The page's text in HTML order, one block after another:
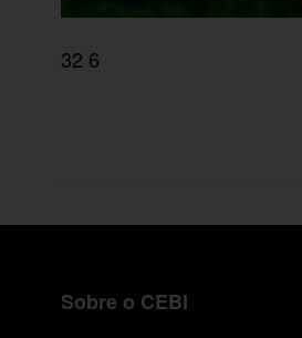
32 6
Sobre o CEBI